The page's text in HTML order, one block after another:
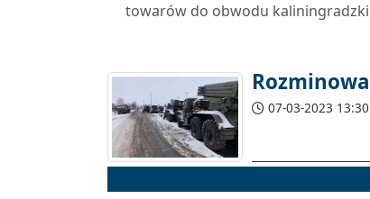
towarów do obwodu
07-03-2023 13:30